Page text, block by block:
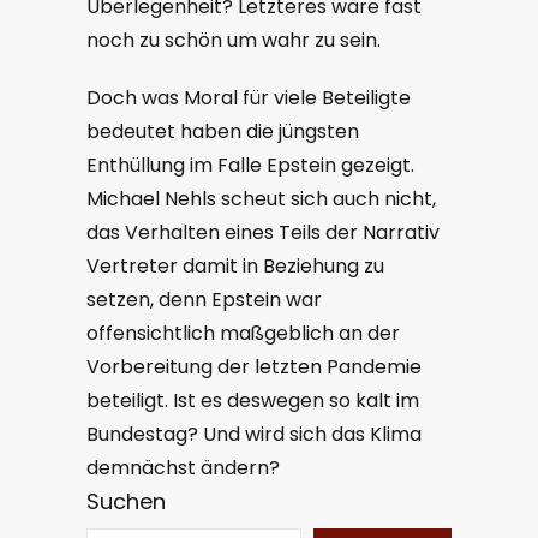
Überlegenheit? Letzteres wäre fast
noch zu schön um wahr zu sein.
Doch was Moral für viele Beteiligte
bedeutet haben die jüngsten
Enthüllung im Falle Epstein gezeigt.
Michael Nehls scheut sich auch nicht,
das Verhalten eines Teils der Narrativ
Vertreter damit in Beziehung zu
setzen, denn Epstein war
offensichtlich maßgeblich an der
Vorbereitung der letzten Pandemie
beteiligt. Ist es deswegen so kalt im
Bundestag? Und wird sich das Klima
demnächst ändern?
Suchen